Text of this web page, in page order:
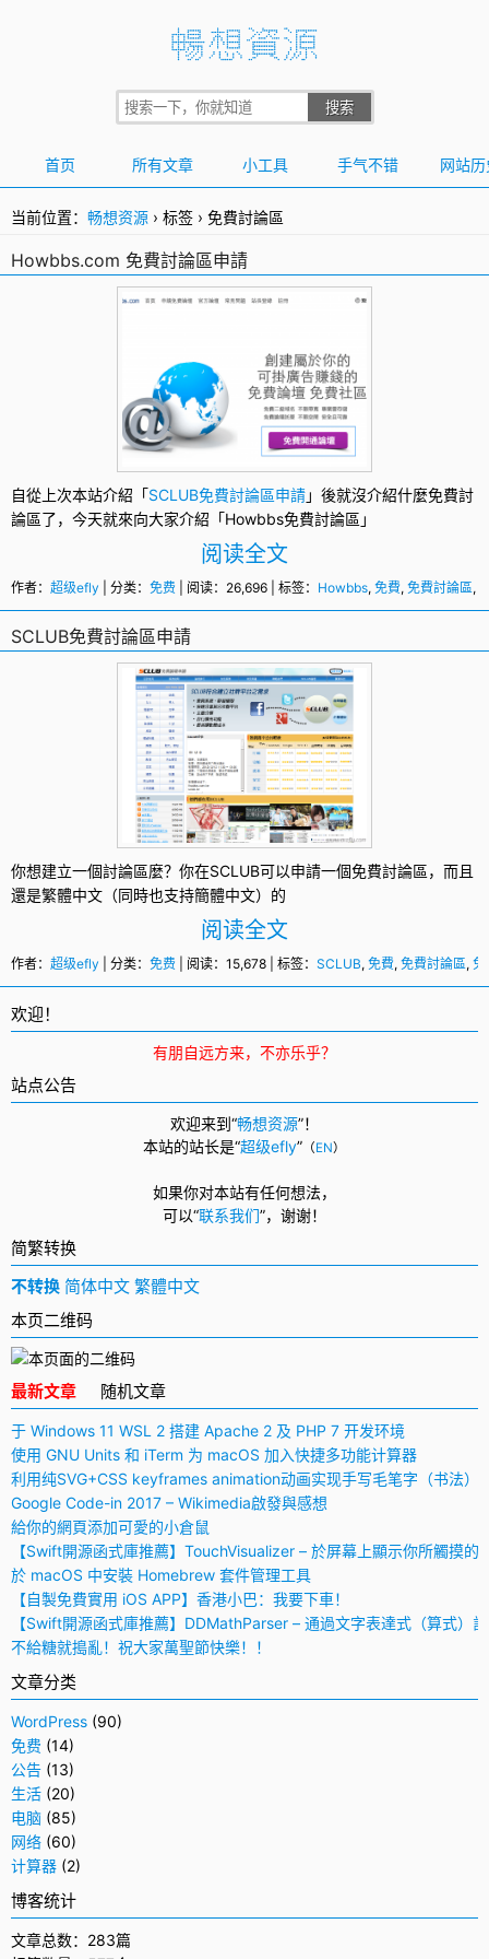
首页 所有文章 小工具 手气不错 网站历
当前位置： 畅想资源 › 标签 › 免費討論區
Howbbs.com 免費討論區申請
自從上次本站介紹「SCLUB免費討論區申請」後就沒介紹什麼免費討
論區了，今天就來向大家介紹「Howbbs免費討論區 」
阅读全文
作者： 超级efly | 分类： 免费 | 阅读：26,696 | 标签： Howbbs, 免費, 免費討論區,
SCLUB免費討論區申請
你想建立一個討論區麼？你在SCLUB可以申請一個免費討論區，而且
還是繁體中文（同時也支持簡體中文）的
阅读全文
作者： 超级efly | 分类： 免费 | 阅读：15,678 | 标签： SCLUB, 免費, 免費討論區, 免
欢迎！
有朋自远方来，不亦乐乎？
站点公告
欢迎来到“畅想资源”！
本站的站长是“超级efly” （EN）
如果你对本站有任何想法，
可以“联系我们”， 谢谢！
简繁转换
不转换 简体中文 繁體中文
本页二维码
最新文章 随机文章
于 Windows 11 WSL 2 搭建 Apache 2 及 PHP 7 开发环境
使用 GNU Units 和 iTerm 为 macOS 加入快捷多功能计算器
利用纯SVG+CSS keyframes animation动画实现手写毛笔字（书法）
Google Code-in 2017 – Wikimedia啟發與感想
給你的網頁添加可愛的小倉鼠
【Swift開源函式庫推薦】TouchVisualizer – 於屏幕上顯示你所觸摸的
於 macOS 中安裝 Homebrew 套件管理工具
【自製免費實用 iOS APP】香港小巴：我要下車！
【Swift開源函式庫推薦】DDMathParser – 通過文字表達式（算式）
不給糖就搗亂！祝大家萬聖節快樂！！
文章分类
WordPress (90)
免费 (14)
公告 (13)
生活 (20)
电脑 (85)
网络 (60)
计算器 (2)
博客统计
文章总数：283篇